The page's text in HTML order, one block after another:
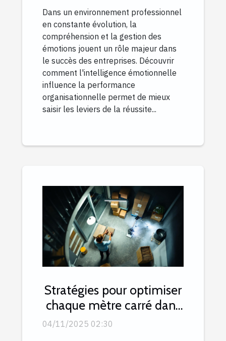
Dans un environnement professionnel
en constante évolution, la
compréhension et la gestion des
émotions jouent un rôle majeur dans
le succès des entreprises. Découvrir
comment l'intelligence émotionnelle
influence la performance
organisationnelle permet de mieux
saisir les leviers de la réussite...
Stratégies pour optimiser
chaque mètre carré dans
un garde-meuble
04/11/2025 02:30